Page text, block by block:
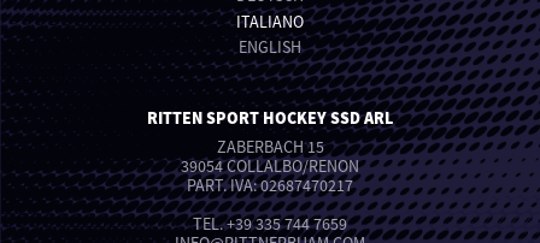
ITALIANO
ENGLISH
RITTEN SPORT HOCKEY SSD ARL
ZABERBACH 15
39054 COLLALBO/RENON
PART. IVA: 02687470217
TEL.+39 335 744 7659